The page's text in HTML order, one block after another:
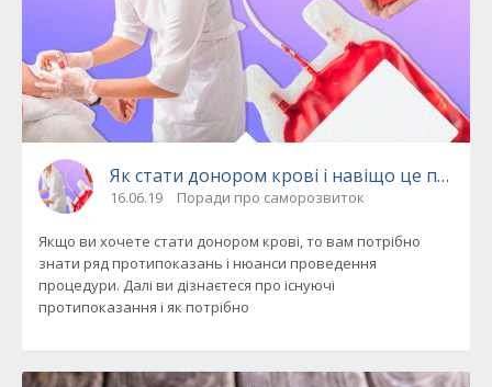
Як стати донором крові і навіщо це
16.06.19 Поради про саморозвиток
Якщо ви хочете стати донором крові, то вам потрібно
знати ряд протипоказань і нюанси проведення
процедури. Далі ви дізнаєтеся про існуючі
протипоказання і як потрібно